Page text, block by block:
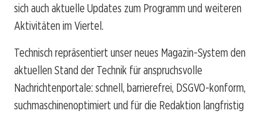
sich auch aktuelle Updates zum Programm und weiteren
Aktivitäten im Viertel.
Technisch repräsentiert unser neues Magazin-System den
aktuellen Stand der Technik für anspruchsvolle
Nachrichtenportale: schnell, barrierefrei, DSGVO-konform,
suchmaschinenoptimiert und für die Redaktion langfristig